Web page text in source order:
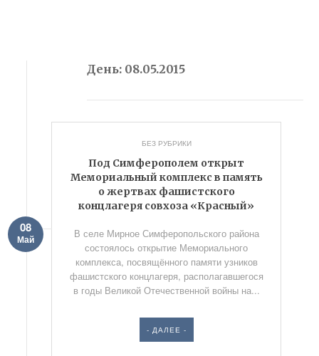
День: 08.05.2015
БЕЗ РУБРИКИ
Под Симферополем открыт
Мемориальный комплекс в память
о жертвах фашистского
концлагеря совхоза «Красный»
08
Май
В селе Мирное Симферопольского района
состоялось открытие Мемориального
комплекса, посвящённого памяти узников
фашистского концлагеря, располагавшегося
в годы Великой Отечественной войны на...
- ДАЛЕЕ -